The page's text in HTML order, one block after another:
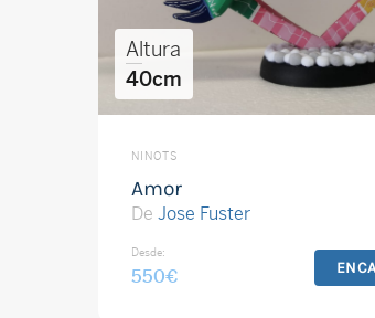
Altura
40cm
NINOTS
Amor
De Jose Fuster
Desde:
550€